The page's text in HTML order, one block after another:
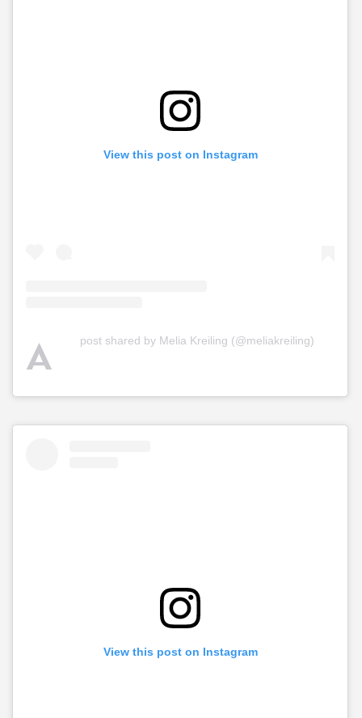
View this post on Instagram
A post shared by Melia Kreiling (@meliakreiling)
View this post on Instagram